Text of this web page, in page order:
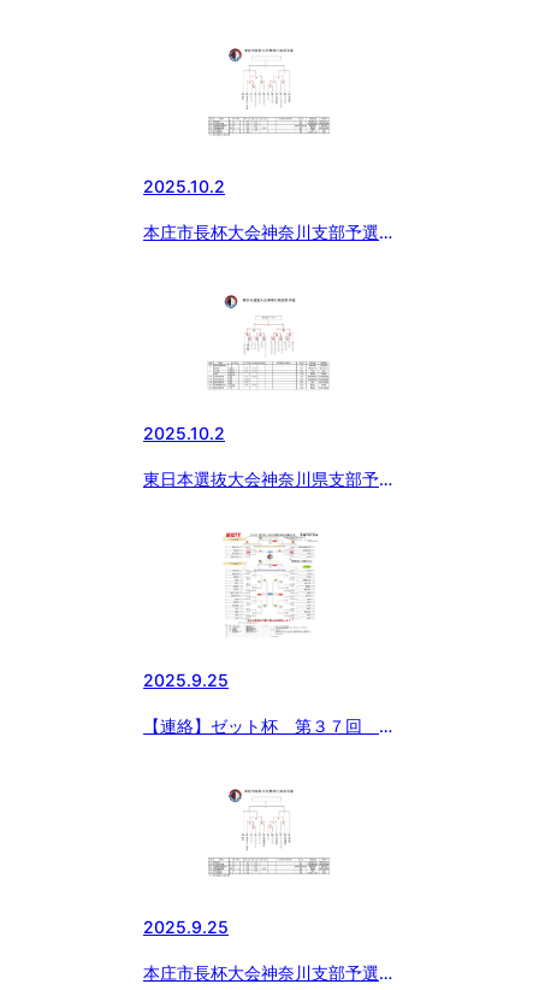
2025.10.2
本庄市長杯大会神奈川支部予選に
2025.10.2
東日本選抜大会神奈川県支部予選
2025.9.25
【連絡】ゼット杯 第３７回 日
2025.9.25
本庄市長杯大会神奈川支部予選に